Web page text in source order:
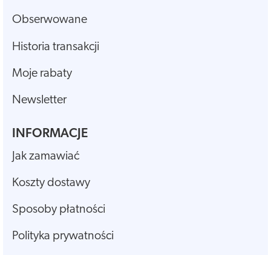
Obserwowane
Historia transakcji
Moje rabaty
Newsletter
INFORMACJE
Jak zamawiać
Koszty dostawy
Sposoby płatności
Polityka prywatności